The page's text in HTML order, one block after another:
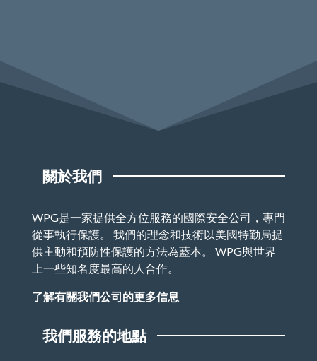
關於我們
WPG是一家提供全方位服務的國際安全公司，專門
從事執行保護。 我們的理念和技術以美國特勤局提
供主動和預防性保護的方法為藍本。 WPG與世界
上一些知名度最高的人合作。
了解有關我們公司的更多信息
我們服務的地點